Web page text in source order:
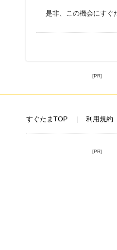
是非、この機会にすぐ
[PR]
すぐたまTOP 利用規約
[PR]